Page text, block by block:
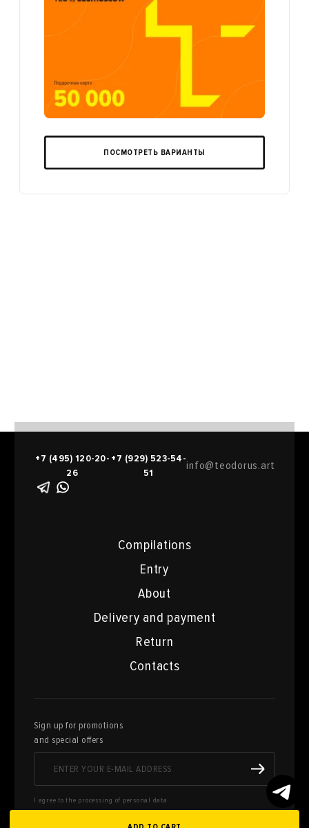
ПОСМОТРЕТЬ ВАРИАНТЫ
Compilations
Entry
About
Delivery and payment
Return
Contacts
+7 (495) 120-20-
26
+7 (929) 523-54-
51
info@teodorus.art
Sign up for promotions
and special offers
I agree to the processing of personal data